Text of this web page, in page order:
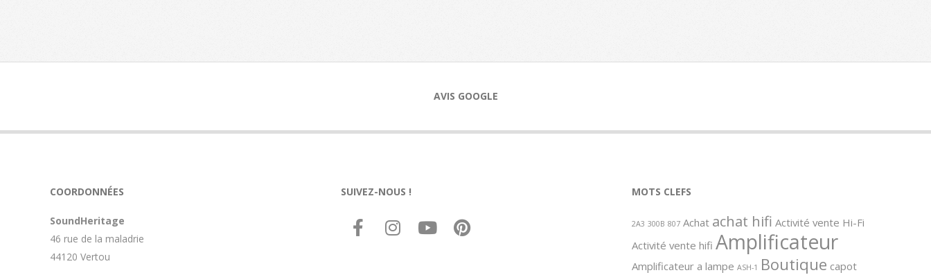
05-
AVIS GOOGLE
COORDONNÉES
SoundHeritage
46 rue de la maladrie
44120 Vertou
SUIVEZ-NOUS ! MOTS CLEFS
2A3 300B 807 Achat achat hifi Activité vente Hi-Fi
Activité vente hifi Amplificateur
Amplificateur a lampe ASH-1 Boutique capot